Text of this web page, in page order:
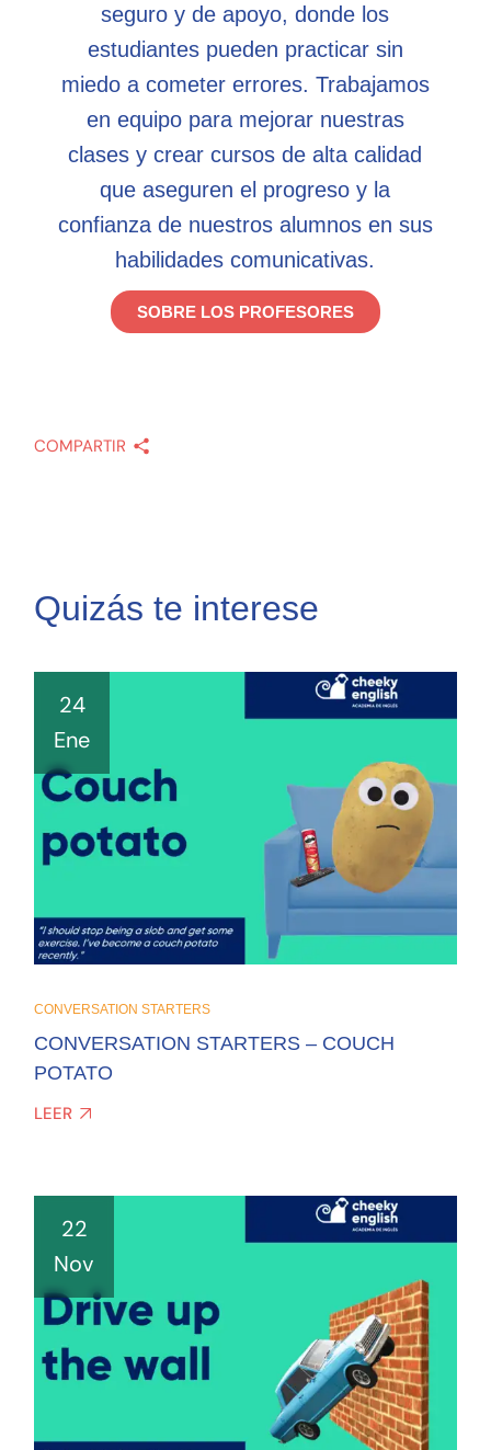
seguro y de apoyo, donde los
estudiantes pueden practicar sin
miedo a cometer errores. Trabajamos
en equipo para mejorar nuestras
clases y crear cursos de alta calidad
que aseguren el progreso y la
confianza de nuestros alumnos en sus
habilidades comunicativas.
SOBRE LOS PROFESORES
COMPARTIR
Quizás te interese
24
Ene
CONVERSATION STARTERS
CONVERSATION STARTERS – COUCH
POTATO
LEER
22
Nov